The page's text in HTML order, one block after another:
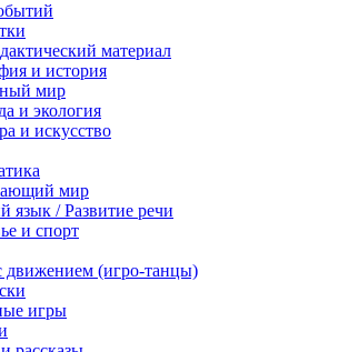
материал
и история
мир
и экология
и искусство
мир
язык / Развитие речи
и спорт
движением (игро-танцы)
игры